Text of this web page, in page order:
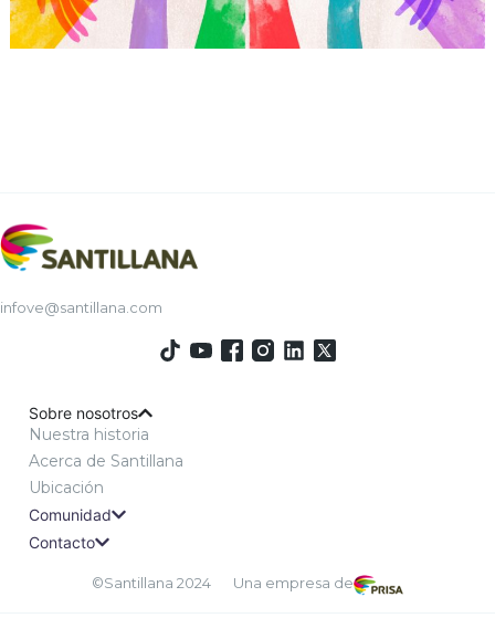
infove@santillana.com
Sobre nosotros
Nuestra historia
Acerca de Santillana
Ubicación
Comunidad
Contacto
©Santillana 2024 Una empresa de